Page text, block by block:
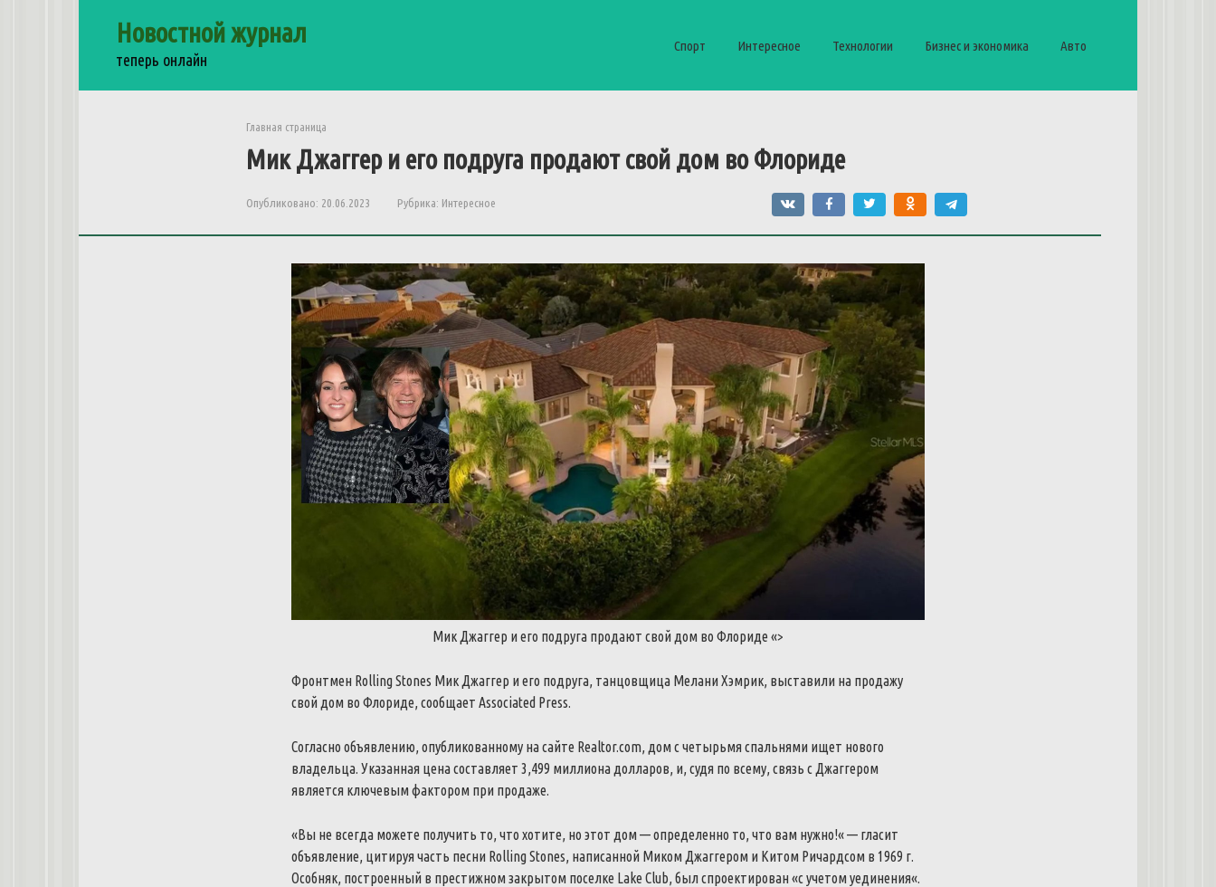
Новостной журнал
теперь онлайн
Спорт Интересное Технологии Бизнес и экономика Авто
Главная страница
Мик Джаггер и его подруга продают свой дом во Флориде
Опубликовано: 20.06.2023 Рубрика: Интересное
Мик Джаггер иего подруга продают свой дом во Флориде «>
Фронтмен RollingStones Мик Джаггер иего подруга танцовщица МеланиХэмрик выставили на продажу
свой дом во Флориде сообщает Associated Press
Согласно объявлению опубликованному насайте Realtor.com домс четырьмяспальнями ищет нового
владельца Указанная ценасоставляет 3,499 миллиона долларов и судя по всему связь с Джаггером
является ключевымфактором при продаже
«Вы не всегда можете получить то что хотите но этот дом—определенно то что вам нужно!«— гласит
объявление цитируячасть песни RollingStones написанной Миком Джаггером и Китом Ричардсом в 1969 г
Особняк построенный в престижномзакрытом поселке Lake Club былспроектирован«с учетомуединения«